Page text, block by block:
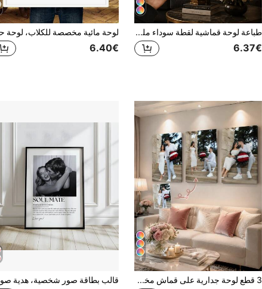
طباعة لوحة قماشية لقطة سوداء ملكية مخصصة، تحويل صورة حيوانك الأليف إلى فن جداري بتاج ملكي، بأسلوب لوحة زيتية عتيقة، ملصق مسطح ثنائي الأبعاد بدون إطار، هدية ديكور لمحبي الحيوانات الأليفة للمنزل والمكتب والفصل الدراسي، قم بتحميل صورة حيوانك الأليف
6.37€
6.40€
4
3 قطع لوحة جدارية على قماش مخصصة، ملصق بدون إطار شخصي، قماش مؤطر مريح للداخل، تذكار زفاف، هدية عيد الأم، تذكار التخرج، هدية تذكارية شخصية، مناسبة للزفاف، عيد الأم، عيد الأب، موسم التخرج، عيد الميلاد، ديكور الغرفة، عناصر قابلة للتخصيص، ديكور غرفة النوم، هدية مخصصة، صورة، صورة، لوحة جدارية مؤطرة، هدية صديق مقرب، هدية عائلية، هدية عيد ميلاد، هدية لصديق/صديقة/عائلة/زوج/صديق، ديكور المنزل